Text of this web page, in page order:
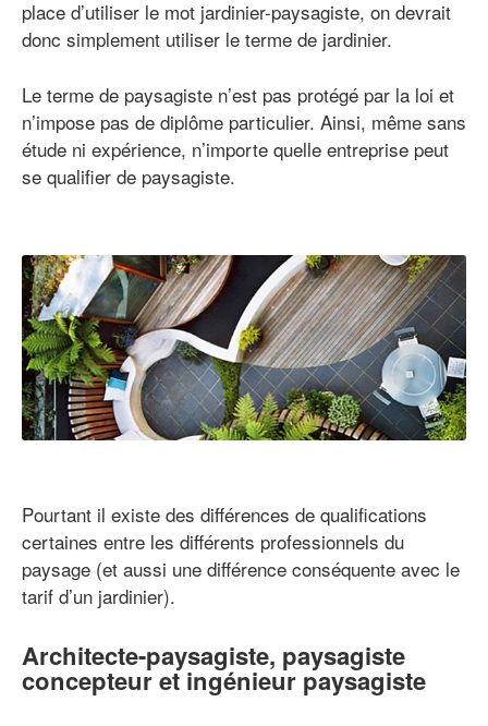
place d’utiliser le mot jardinier-paysagiste, on devrait
donc simplement utiliser le terme de jardinier.
Le terme de paysagiste n’est pas protégé par la loi et
n’impose pas de diplôme particulier. Ainsi, même sans
étude ni expérience, n’importe quelle entreprise peut
se qualifier de paysagiste.
Pourtant il existe des différences de qualifications
certaines entre les différents professionnels du
paysage (et aussi une différence conséquente avec le
tarif d’un jardinier).
Architecte-paysagiste, paysagiste
concepteur et ingénieur paysagiste